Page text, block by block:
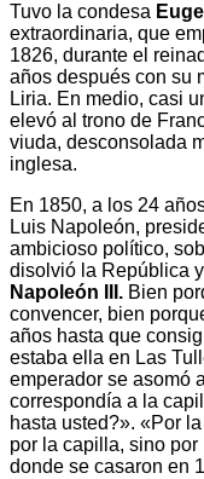
Tuvo la condesa
extraordinaria, que
1826, durante el
años después con su
Liria. En medio, casi
elevó al trono de
viuda, desconsolada
inglesa.
En 1850, a los 24
Luis Napoleón,
ambicioso político,
disolvió la República
Napoleón III. Bien
convencer, bien
años hasta que
estaba ella en Las
emperador se asomó
correspondía a la
hasta usted?». «Por
por la capilla, sino
donde se casaron en